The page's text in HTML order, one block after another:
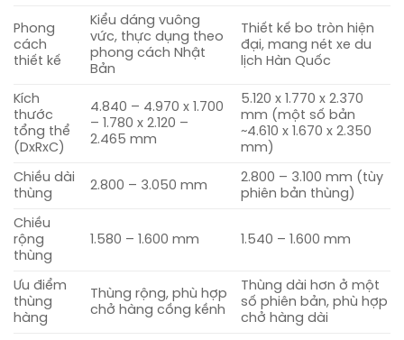
Phong
cách
thiết kế
Kiểu dáng vuông
vức, thực dụng theo
phong cách Nhật
Bản
Thiết kế bo tròn hiện
đại, mang nét xe du
lịch Hàn Quốc
Kích
thước
tổng thể
(DxRxC)
4.840 – 4.970 x 1.700
– 1.780 x 2.120 –
2.465 mm
5.120 x 1.770 x 2.370
mm (một số bản
~4.610 x 1.670 x 2.350
mm)
Chiều dài
thùng
2.800 – 3.050 mm
2.800 – 3.100 mm (tùy
phiên bản thùng)
Chiều
rộng
thùng
1.580 – 1.600 mm 1.540 – 1.600 mm
Ưu điểm
thùng
hàng
Thùng rộng, phù hợp
chở hàng cồng kềnh
Thùng dài hơn ở một
số phiên bản, phù hợp
chở hàng dài